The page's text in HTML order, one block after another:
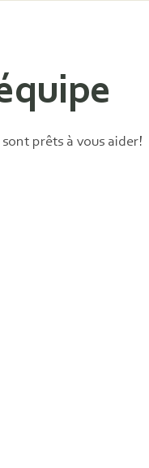
prêts à vous aider!